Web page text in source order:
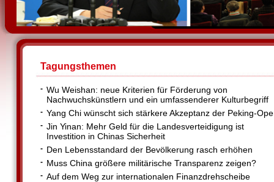
Tagungsthemen
- Wu Weishan: neue Kriterien für Förderung von
Nachwuchskünstlern und ein umfassenderer Kulturbegriff
- Yang Chi wünscht sich stärkere Akzeptanz der Peking-
- Jin Yinan: Mehr Geld für die Landesverteidigung ist
Investition in Chinas Sicherheit
- Den Lebensstandard der Bevölkerung rasch erhöhen
- Muss China größere militärische Transparenz zeigen?
- Auf dem Weg zur internationalen Finanzdrehscheibe